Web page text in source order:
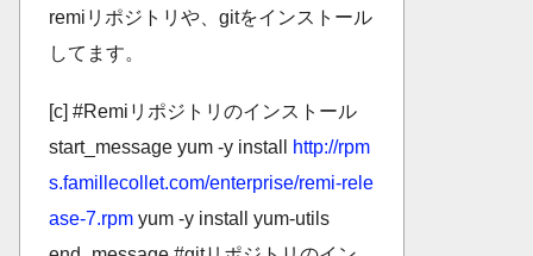
remiリポジトリや、gitをインストール
してます。
[c] #Remiリポジトリのインストール
start_message yum -y install
http://rpm
s.famillecollet.com/enterprise/remi-rele
ase-7.rpm yum -y install yum-utils